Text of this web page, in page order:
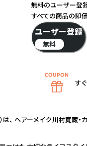
、 ヘアーメイク川村寛蔵・
無料のユーザー登
すべての商品の卸
ユーザー登録
無料
す